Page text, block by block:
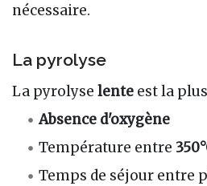
nécessaire.
La pyrolyse
La pyrolyse lente est la
Absence d'oxygène
Température entre
Temps de séjour entre